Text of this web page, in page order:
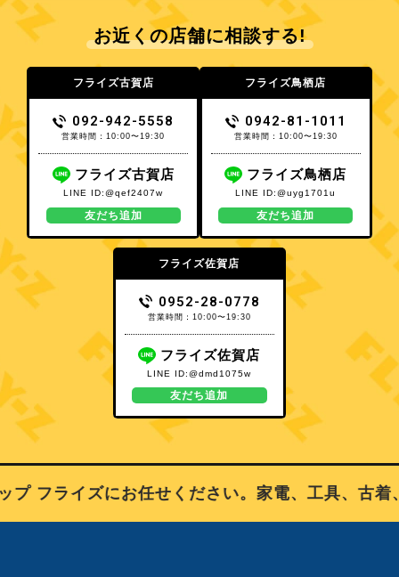
お近くの店舗に相談する!
フライズ古賀店
092-942-5558
営業時間：10:00〜19:30
フライズ古賀店
LINE ID:@qef2407w
友だち追加
フライズ鳥栖店
0942-81-1011
営業時間：10:00〜19:30
フライズ鳥栖店
LINE ID:@uyg1701u
友だち追加
フライズ佐賀店
0952-28-0778
営業時間：10:00〜19:30
フライズ佐賀店
LINE ID:@dmd1075w
友だち追加
フライズにお任せください。家電、工具、古着